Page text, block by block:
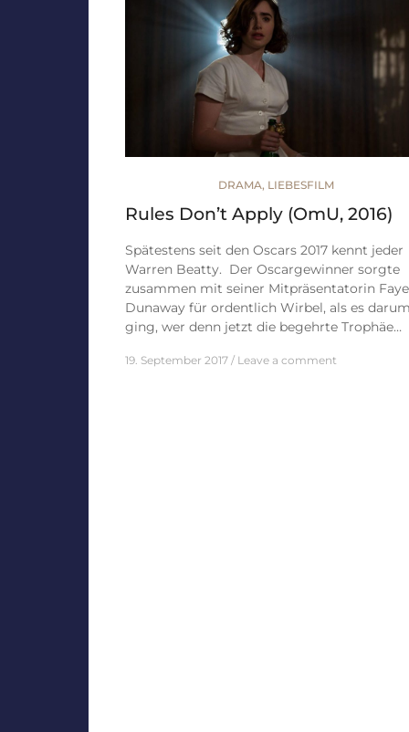
DRAMA, LIEBESFILM
Rules Don’t Apply (OmU, 2016)
Spätestens seit den Oscars 2017 kennt jeder
Warren Beatty. Der Oscargewinner sorgte
zusammen mit seiner Mitpräsentatorin Faye
Dunaway für ordentlich Wirbel, als es darum
ging, wer denn jetzt die begehrte Trophäe…
19. September 2017 Leave a comment